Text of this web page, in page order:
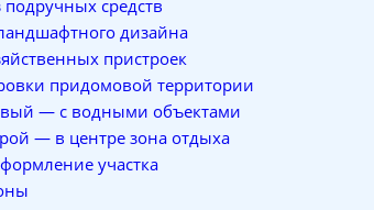
подручных средств
дизайна
пристроек
придомовой территории
— с водными объектами
— в центре зона отдыха
участка